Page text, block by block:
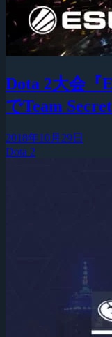
Dota 2大会『
でTeam
2018年10月29日
Dota 2